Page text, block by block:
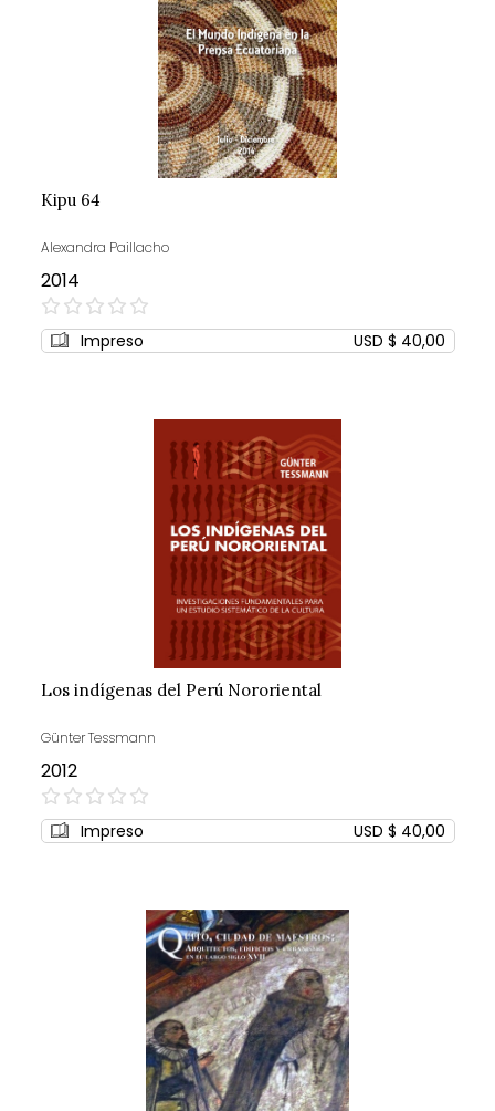
Kipu 64
Alexandra Paillacho
2014
0%
Impreso USD $ 40,00
Los indígenas del Perú Nororiental
Günter Tessmann
2012
0%
Impreso USD $ 40,00